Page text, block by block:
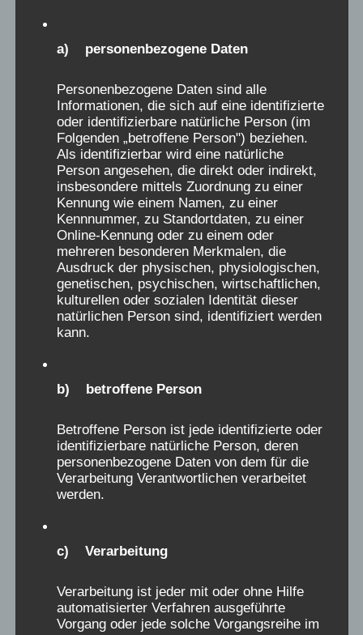
Verschickungen, stehen in keinem Verhältnis zu
empfanden. Sie dürfen nicht dazu benutzt
werden, diejenigen Erlebnisse zu relativieren,
die von Leid berichten. Das passiert aber
dadurch, wenn in einer Austellung über das
Verschickungsleid 5 negative Erinnerungen,
gegen 5 positive Erinnerungen gestellt werden,
was suggeriert, dass das Verhältnis sozusagen
„ausgeglichen“ war. Das bedient das alte
Narrativ, was uns aus den Werbebroschüren
der 60er – 80er Jahre entgegenschallt. Was
seither herausgefunden wurde, ist aber etwas
anderes: Der Alltag in den bisher untersuchten
Heimen war objektiv für Kinder, aus vielerlei
Gründen, sehr oft und über zahlreiche
traumatisierend. Jede schlimmen Erinnerung
daran muss ernst genommen und ihr muss
nachgegangen werden. Nicht im Kind liegt der
Schlüssel, dass es zu „empfindlich“ war, oder
Heimes, in dem dieses Kind gelitten hat.
Überbelegungszahlen, Information über die
Ausbeutung der Mitarbeiter,
a) personenbezogene Daten
Personenbezogene Daten sind alle
Informationen, die sich auf eine identifizierte
oder identifizierbare natürliche Person (im
Folgenden „betroffene Person") beziehen.
Als identifizierbar wird eine natürliche
Person angesehen, die direkt oder indirekt,
insbesondere mittels Zuordnung zu einer
Kennung wie einem Namen, zu einer
Kennnummer, zu Standortdaten, zu einer
Online-Kennung oder zu einem oder
mehreren besonderen Merkmalen, die
Ausdruck der physischen, physiologischen,
genetischen, psychischen, wirtschaftlichen,
kulturellen oder sozialen Identität dieser
natürlichen Person sind, identifiziert werden
kann.
b) betroffene Person
Betroffene Person ist jede identifizierte oder
identifizierbare natürliche Person, deren
personenbezogene Daten von dem für die
Verarbeitung Verantwortlichen verarbeitet
werden.
c) Verarbeitung
Verarbeitung ist jeder mit oder ohne Hilfe
automatisierter Verfahren ausgeführte
Vorgang oder jede solche Vorgangsreihe im